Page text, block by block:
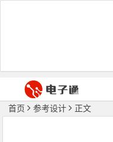
首页 参考设计 正文